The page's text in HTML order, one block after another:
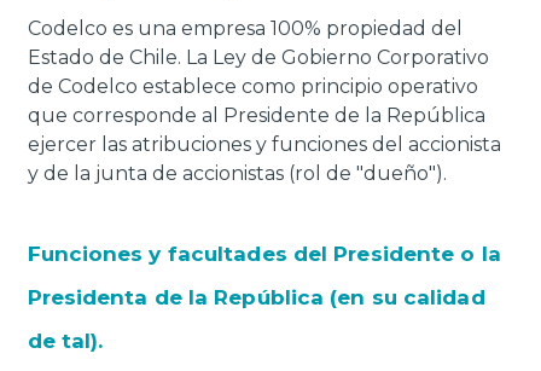
Codelco es una empresa 100% propiedad del
Estado de Chile. La Ley de Gobierno Corporativo
de Codelco establece como principio operativo
que corresponde al Presidente de la República
ejercer las atribuciones y funciones del accionista
y de la junta de accionistas (rol de "dueño").
Funciones y facultades del Presidente o la
Presidenta de la República (en su calidad
de tal).